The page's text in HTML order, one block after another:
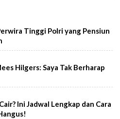
Tinggi Polri yang Pensiun
Hilgers: Saya Tak Berharap
Ini Jadwal Lengkap dan Cara